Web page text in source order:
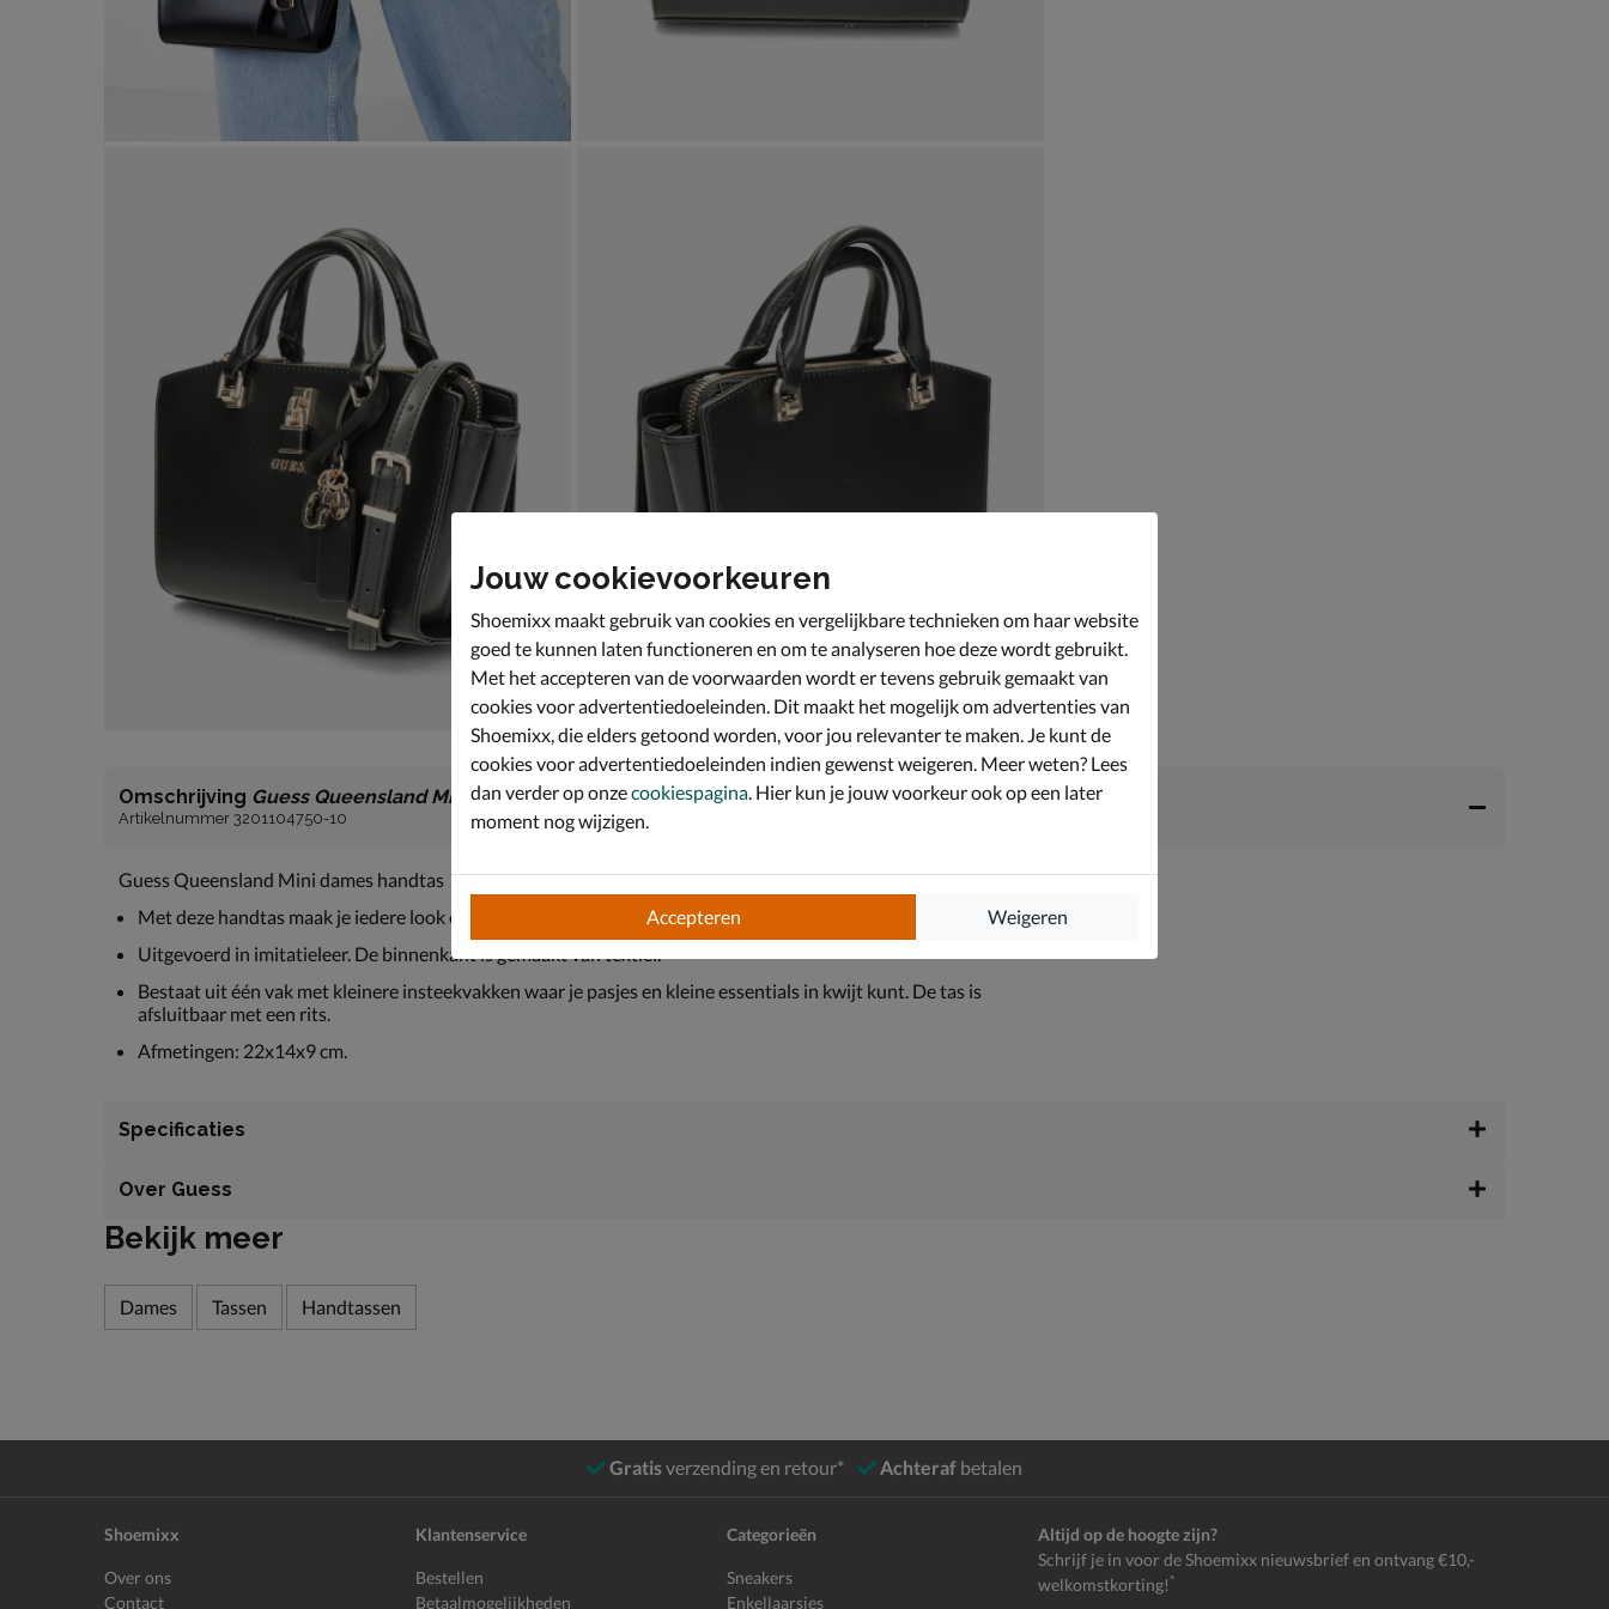
Omschrijving Guess Queensland Mini
Artikelnummer 3201104750-10
Guess Queensland Mini dames handtas
Met deze handtas maak je iedere look één om nooit te vergeten. Stijlvol en classy.
Uitgevoerd in imitatieleer. De binnenkant is gemaakt van textiel.
Bestaat uit één vak met kleinere insteekvakken waar je pasjes en kleine essentials in kwijt kunt. De tas is
afsluitbaar met een rits.
Afmetingen: 22x14x9 cm.
Specificaties
Over Guess
Bekijk meer
Dames Tassen Handtassen
Gratisverzending en retour* Achteraf betalen
Shoemixx
Over ons
Contact
Klantenservice
Bestellen
Betaalmogelijkheden
Categorieën
Sneakers
Enkellaarsjes
Altijd op de hoogte zijn?
Schrijf je in voor de Shoemixx nieuwsbrief en ontvang €10,-
welkomstkorting! *
Jouw cookievoorkeuren
Shoemixx maakt gebruik van cookies en vergelijkbare technieken om haar website
goed te kunnen laten functioneren en om te analyseren hoe deze wordt gebruikt.
Met het accepteren van de voorwaarden wordt er tevens gebruik gemaakt van
cookies voor advertentiedoeleinden. Dit maakt het mogelijk om advertenties van
Shoemixx, die elders getoond worden, voor jou relevanter te maken. Je kunt de
cookies voor advertentiedoeleinden indien gewenst weigeren. Meer weten? Lees
dan verder op onzecookiespagina . Hier kun je jouw voorkeur ook op een later
moment nog wijzigen.
Accepteren Weigeren